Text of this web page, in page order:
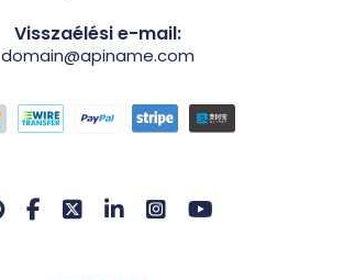
Visszaélési e-mail:
domain@apiname.com